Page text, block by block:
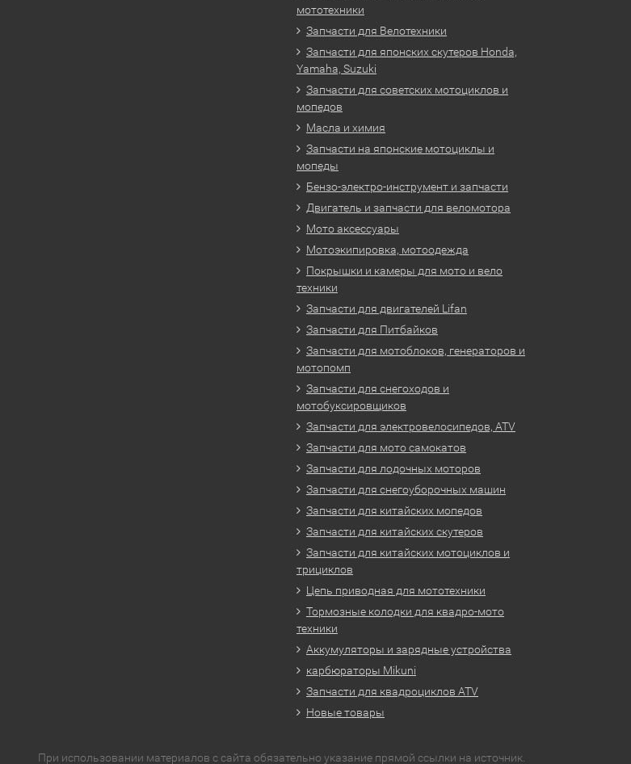
мототехники
Запчасти для Велотехники
Запчасти для японских скутеров Honda,
Yamaha, Suzuki
Запчасти для советских мотоциклов и
мопедов
Масла и химия
Запчасти на японские мотоциклы и
мопеды
Бензо-электро-инструмент и запчасти
Двигатель и запчасти для веломотора
Мото аксессуары
Мотоэкипировка, мотоодежда
Покрышки и камеры для мото и вело
техники
Запчасти для двигателей Lifan
Запчасти для Питбайков
Запчасти для мотоблоков, генераторов и
мотопомп
Запчасти для снегоходов и
мотобуксировщиков
Запчасти для электровелосипедов, ATV
Запчасти для мото самокатов
Запчасти для лодочных моторов
Запчасти для снегоуборочных машин
Запчасти для китайских мопедов
Запчасти для китайских скутеров
Запчасти для китайских мотоциклов и
трициклов
Цепь приводная для мототехники
Тормозные колодки для квадро-мото
техники
Аккумуляторы и зарядные устройства
карбюраторы Mikuni
Запчасти для квадроциклов ATV
Новые товары
При использовании материалов с сайта обязательно указание прямой ссылки на источник.